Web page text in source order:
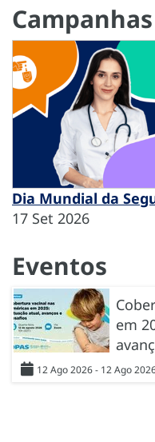
Campanhas
Dia Mundial da
17 Set 2026
Eventos
em
12 Ago 2026 - 12 Ago